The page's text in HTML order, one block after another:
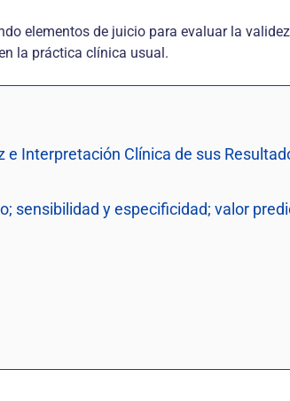
elementos de juicio para evaluar la
la práctica clínica usual.
e Interpretación Clínica de sus
sensibilidad y especificidad; valor